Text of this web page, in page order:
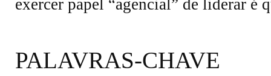
exercer papel “agencial” de liderar é
PALAVRAS-CHAVE